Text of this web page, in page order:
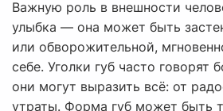
Важную роль в внешности
улыбка — она может быть
или обворожительной,
себе. Уголки губ часто говорят
они могут выразить всё: от
утраты. Форма губ может быть